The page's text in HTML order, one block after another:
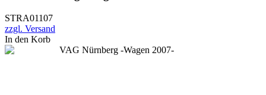
STRA01107
zzgl. Versand
In den Korb